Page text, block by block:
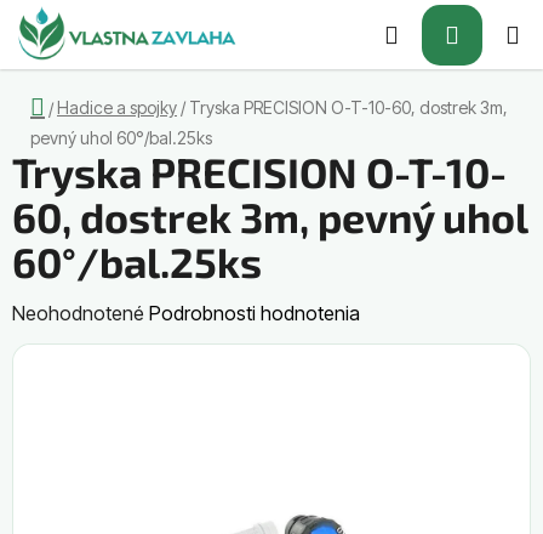
Prejsť
na
obsah
Hľadať
KOŠÍK
Domov
/ Hadice a spojky / Tryska PRECISION O-T-10-60, dostrek 3m,
pevný uhol 60°/bal.25ks
Tryska PRECISION O-T-10-
60, dostrek 3m, pevný uhol
60°/bal.25ks
Priemerné
hodnotenie
Neohodnotené Podrobnosti hodnotenia